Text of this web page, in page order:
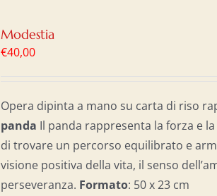
Modestia
€40,00
Opera dipinta a mano su carta di riso
panda Il panda rappresenta la forza e
di trovare un percorso equilibrato e
visione positiva della vita, il senso
perseveranza. Formato: 50 x 23 cm